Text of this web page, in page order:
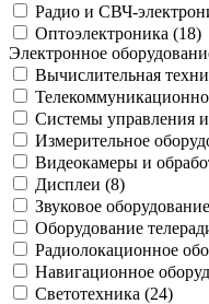
Радио и СВЧ-
Оптоэлектроника (18)
Электронное
Вычислительная
Системы управления и
Измерительное
Видеокамеры и
Дисплеи (8)
Звуковое
Оборудование
Радиолокационное
Навигационное
Светотехника (24)